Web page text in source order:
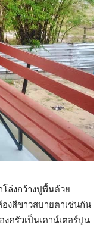
ล่งกว้างปูพื้นด้วย
งสีขาวสบายตาเช่นกัน
ครัวเป็นเคาน์เตอร์ปูน